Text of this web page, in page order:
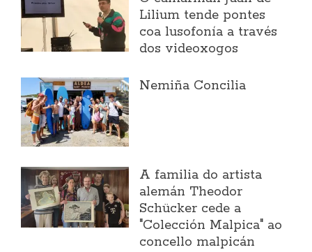
Lilium tende pontes
coa lusofonía a través
dos videoxogos
Nemiña Concilia
A familia do artista
alemán Theodor
Schücker cede a
"Colección Malpica" ao
concello malpicán